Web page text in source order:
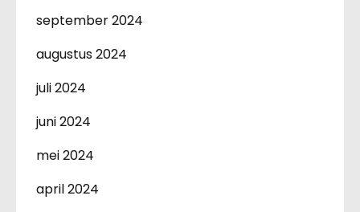
september 2024
augustus 2024
juli 2024
juni 2024
mei 2024
april 2024